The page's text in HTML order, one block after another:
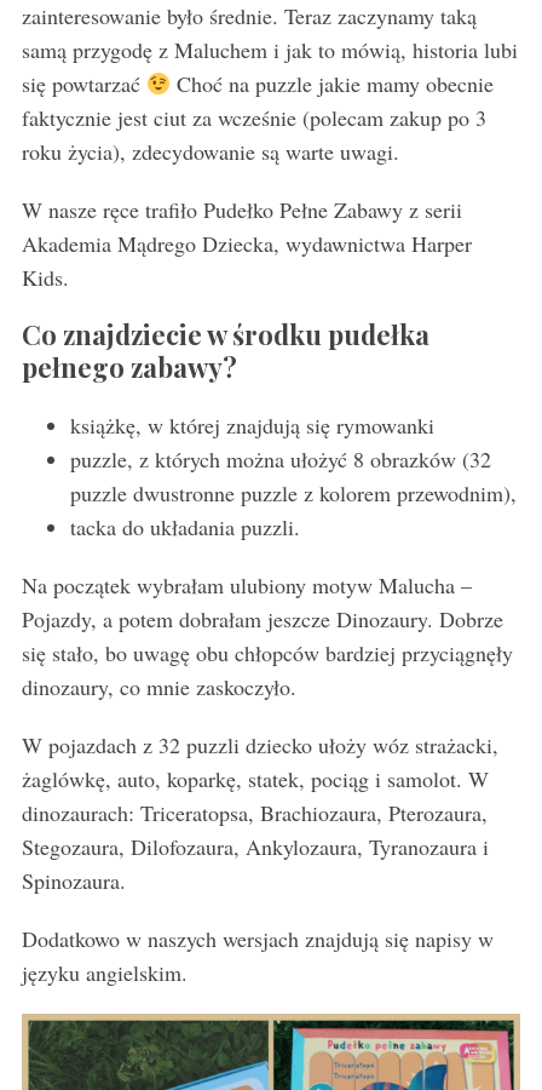
zainteresowanie było średnie. Teraz zaczynamy taką
samą przygodę z Maluchem i jak to mówią, historia lubi
się powtarzać
Choć na puzzle jakie mamy obecnie
faktycznie jest ciut za wcześnie (polecam zakup po 3
roku życia), zdecydowanie są warte uwagi.
W nasze ręce trafiło Pudełko Pełne Zabawy z serii
Akademia Mądrego Dziecka, wydawnictwa Harper
Kids.
Co znajdziecie w środku pudełka
pełnego zabawy?
książkę, w której znajdują się rymowanki
puzzle, z których można ułożyć 8 obrazków (32
puzzle dwustronne puzzle z kolorem przewodnim),
tacka do układania puzzli.
Na początek wybrałam ulubiony motyw Malucha –
Pojazdy, a potem dobrałam jeszcze Dinozaury. Dobrze
się stało, bo uwagę obu chłopców bardziej przyciągnęły
dinozaury, co mnie zaskoczyło.
W pojazdach z 32 puzzli dziecko ułoży wóz strażacki,
żaglówkę, auto, koparkę, statek, pociąg i samolot. W
dinozaurach: Triceratopsa, Brachiozaura, Pterozaura,
Stegozaura, Dilofozaura, Ankylozaura, Tyranozaura i
Spinozaura.
Dodatkowo w naszych wersjach znajdują się napisy w
języku angielskim.